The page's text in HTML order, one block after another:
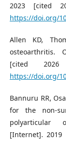
2023 [cited
https://doi.org/
Allen KD,
osteoarthritis.
[cited
https://doi.org/
Bannuru RR,
for the non-
polyarticular
[Internet]. 2019